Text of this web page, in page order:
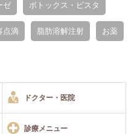
ゼ ボトックス・ビスタ
点滴 脂肪溶解注射 お薬
ドクター・医院
診療メニュー